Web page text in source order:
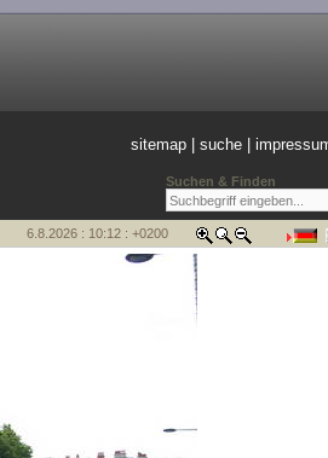
Suchen & Finden
sitemap |suche |
6.8.2026 : 10:12 : +0200